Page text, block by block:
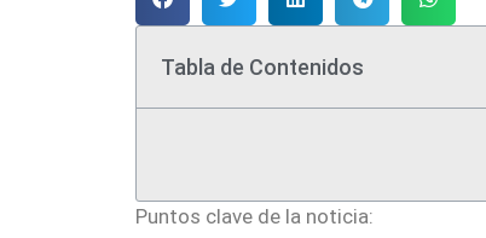
Tabla de Contenidos
Puntos clave de la noticia: